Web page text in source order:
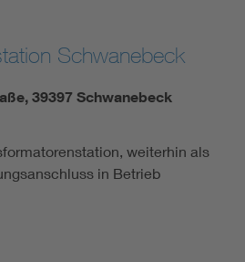
Schwanebeck
39397 Schwanebeck
weiterhin als
in Betrieb